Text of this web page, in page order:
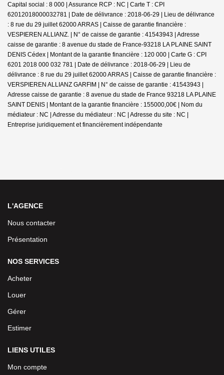
Capital social : 8 000 | Assurance RCP : NC | Carte T : CPI
62012018000032781 | Date de délivrance : 2018-06-29 | Lieu de délivrance
: 8 rue du 29 juillet 62000 ARRAS | Caisse de garantie financière :
VESPIEREN ALLIANZ. | N° de caisse de garantie : 41543943 | Adresse
caisse de garantie : 8 avenue du stade de France-93218 LA PLAINE SAINT
DENIS Cédex | Montant de la garantie financière : 120 000 | Carte G : CPI
6201 2018 000 032 781 | Date de délivrance : 2018-06-29 | Lieu de
délivrance : 8 rue du 29 juillet 62000 ARRAS | Caisse de garantie financière :
VERSPIEREN ALLIANZ GARFIM | N° de caisse de garantie : 41543943 |
Adresse caisse de garantie : 8 avenue du stade de France 93218 LA PLAINE
SAINT DENIS | Montant de la garantie financière : 155000,00€ | Nom du
médiateur : NC | Adresse du médiateur : NC | Adresse du site : NC |
Entreprise juridiquement et financièrement indépendante
L'AGENCE
Nous contacter
Présentation
NOS SERVICES
Acheter
Louer
Gérer
Estimer
LIENS UTILES
Mon compte